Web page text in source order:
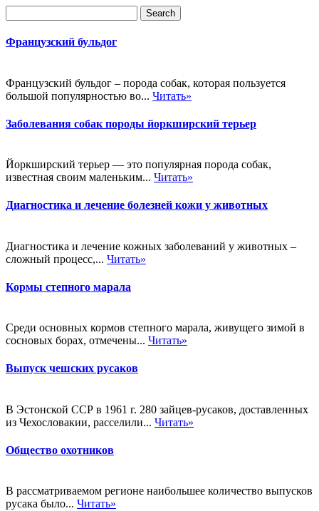
Французский бульдог
Французский бульдог – порода собак, которая пользуется
большой популярностью во... Читать»
Заболевания собак породы йоркширский терьер
Йоркширский терьер — это популярная порода собак,
известная своим маленьким... Читать»
Диагностика и лечение болезней кожи у животных
Диагностика и лечение кожных заболеваний у животных –
сложный процесс,... Читать»
Кормы степного марала
Среди основных кормов степного марала, живущего зимой в
сосновых борах, отмечены... Читать»
Выпуск чешских русаков
В Эстонской ССР в 1961 г. 280 зайцев-русаков, доставленных
из Чехословакии, расселили... Читать»
Общество охотников
В рассматриваемом регионе наибольшее количество выпусков
русака было... Читать»